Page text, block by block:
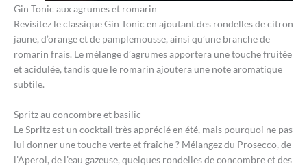
Gin Tonic aux agrumes et romarin
Revisitez le classique Gin Tonic en ajoutant des rondelles de citron
jaune, d’orange et de pamplemousse, ainsi qu’une branche de
romarin frais. Le mélange d’agrumes apportera une touche fruitée
et acidulée, tandis que le romarin ajoutera une note aromatique
subtile.
Spritz au concombre et basilic
Le Spritz est un cocktail très apprécié en été, mais pourquoi ne pas
lui donner une touche verte et fraîche ? Mélangez du Prosecco, de
l’Aperol, de l’eau gazeuse, quelques rondelles de concombre et des